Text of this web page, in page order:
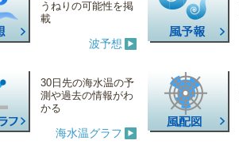
うねりの可能性を掲
載
波予想
30日先の海水温の予
測や過去の情報がわ
かる
海水温グラフ